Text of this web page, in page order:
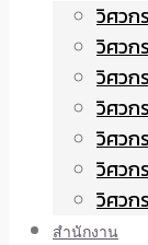
วิศวก
วิศวก
วิศวก
วิศวก
วิศวก
วิศวก
วิศวก
สำนักงาน